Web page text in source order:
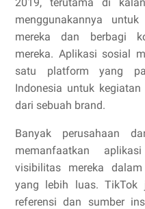
menggunakannya
mereka dan berbagi
mereka. Aplikasi sosial
satu platform yang
Indonesia untuk
dari sebuah brand.
Banyak perusahaan
memanfaatkan
visibilitas mereka
yang lebih luas. TikTok
referensi dan sumber